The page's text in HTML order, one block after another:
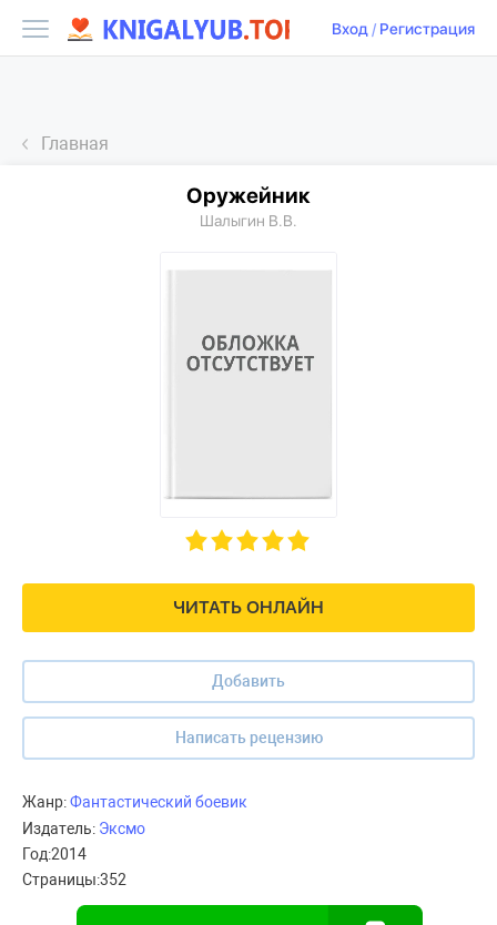
Вход/ Регистрация
Главная
ЧИТАТЬ ОНЛАЙН
Добавить
Написать рецензию
Оружейник
Шалыгин В.В.
Жанр:Фантастический боевик
Издатель: Эксмо
Год:2014
Страницы:352